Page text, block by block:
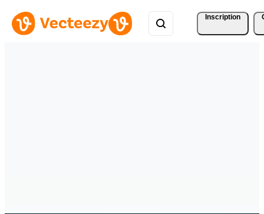
Inscription